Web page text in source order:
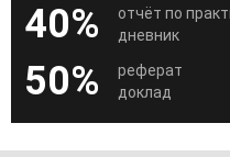
40%
отчёт по
дневник
50%
реферат
доклад